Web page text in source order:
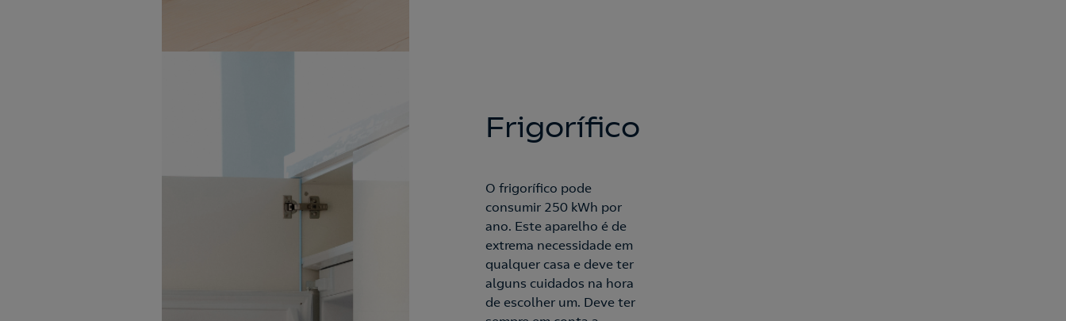
Frigorífico
O frigorífico pode
consumir 250 kWh por
ano. Este aparelho é de
extrema necessidade em
qualquer casa e deve ter
alguns cuidados na hora
de escolher um. Deve ter